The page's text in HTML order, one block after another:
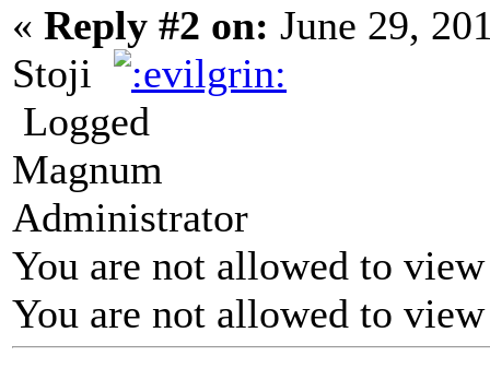
« Reply #2 on: June 29,
Stoji
Logged
Magnum
Administrator
You are not allowed to
You are not allowed to